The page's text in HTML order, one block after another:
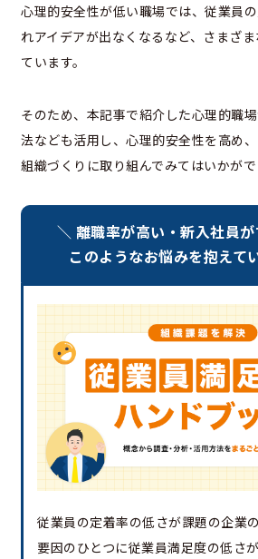
心理的安全性が低い職場では、従業員
れアイデアが出なくなるなど、さまざ
ています。
そのため、本記事で紹介した心理的職
法なども活用し、心理的安全性を高め
組織づくりに取り組んでみてはいかがで
＼ 離職率が高い・新入社員
このようなお悩みを抱えて
従業員の定着率の低さが課題の企業
要因のひとつに従業員満足度の低さ